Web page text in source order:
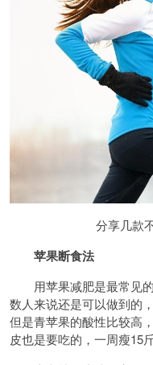
分享几款
苹果断食法
用苹果减肥是最常见的
数人来说还是可以做到的
但是青苹果的酸性比较高
皮也是要吃的，一周瘦15